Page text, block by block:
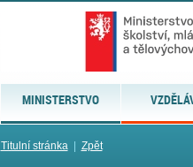
MINISTERSTVO
Titulní stránka| Zpět